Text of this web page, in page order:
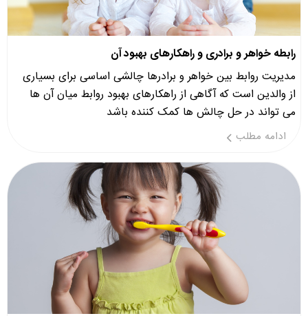
رابطه خواهر و برادری و راهکارهای بهبود آن
مدیریت روابط بین خواهر و برادرها چالشی اساسی برای بسیاری
از والدین است که آگاهی از راهکارهای بهبود روابط میان آن ها
می تواند در حل چالش ها کمک کننده باشد
ادامه مطلب